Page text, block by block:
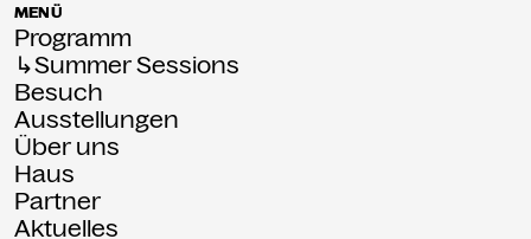
MENÜ
Programm
↳Summer Sessions
Besuch
Ausstellungen
Über uns
Haus
Partner
Aktuelles